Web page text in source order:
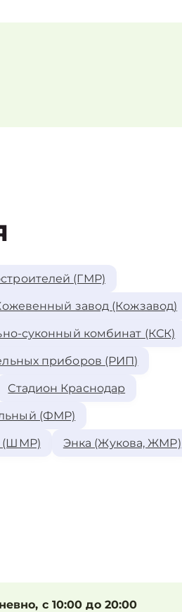
(ГМР)
завод (Кожзавод)
суконный комбинат (КСК)
приборов (РИП)
Стадион Краснодар
(ФМР)
(ШМР) Энка (Жукова, ЖМР)
с 10:00 до 20:00